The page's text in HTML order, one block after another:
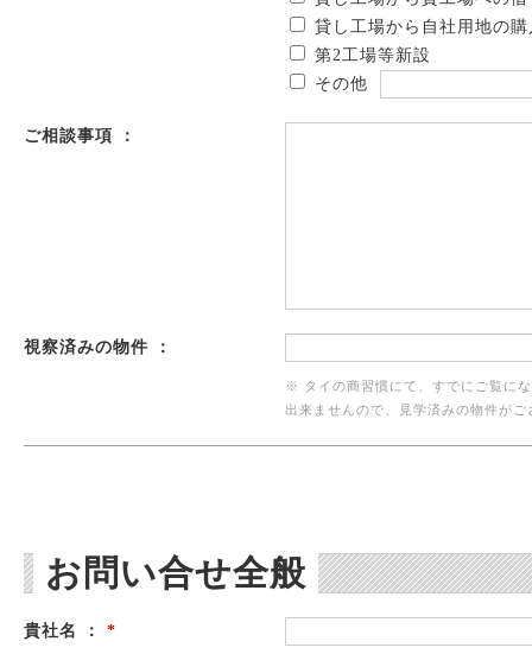
貸し工場から自社用地の購
第2工場等新設
その他
ご相談事項 ：
視察済みの物件 ：
※ タイの商習慣にて、すでにご覧に
出来ませんので、見学済みの物件が
お問い合せ全般
貴社名 ： *